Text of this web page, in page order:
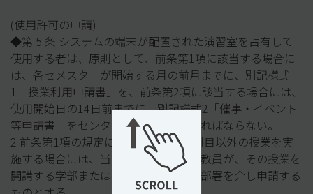
(使用許可の申請)
◆第 5 条 システムの端末が配置された演習室を占有して
使用する者は、原則として、前条第1項に該当する場合に
は、各セメスターが開始する月の前月までに、別記様式
1「授業利用申請書」を、前条第2項に該当する場合には、
使用開始日の14日前までに、別記様式2「催事・イベント
等申請書」をセンター長に提出しなければならない。
2 前条第1項の規定により、全学教育科目以外の授業を実
施する場合には、当該授業を担当する教員が、その授業を
開講する学部または研究科の教務担当部署を介し申請する